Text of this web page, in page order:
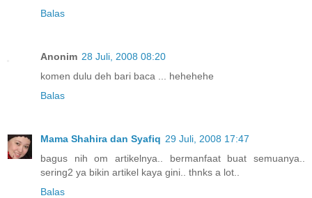
Balas
Anonim 28 Juli, 2008 08:20
komen dulu deh bari baca ... hehehehe
Balas
Mama Shahira dan Syafiq 29 Juli, 2008 17:47
bagus nih om artikelnya.. bermanfaat buat semuanya..
sering2 ya bikin artikel kaya gini.. thnks a lot..
Balas